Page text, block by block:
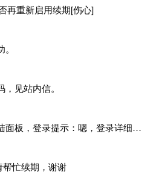
再重新启用续期[伤心]
见站内信。
站长，许久没有登陆面板，登录提示：嗯，登录详细信息似乎不正确。请重试。 网站还可以正常使用。如果是密码问题请帮忙重置一下密码。谢谢。订单号：97790，账号：aa20210950。 站长，提交了工单，你回复续期成功，不过我的问题是面部登陆信息有问题，一直是初始密码，现在无法登陆，有时间麻烦排查一下。
帮忙续期，谢谢